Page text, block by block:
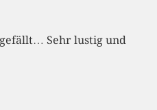
Sehr lustig und